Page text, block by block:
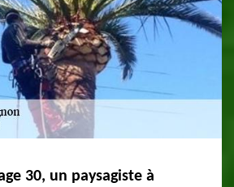
30, un paysagiste à